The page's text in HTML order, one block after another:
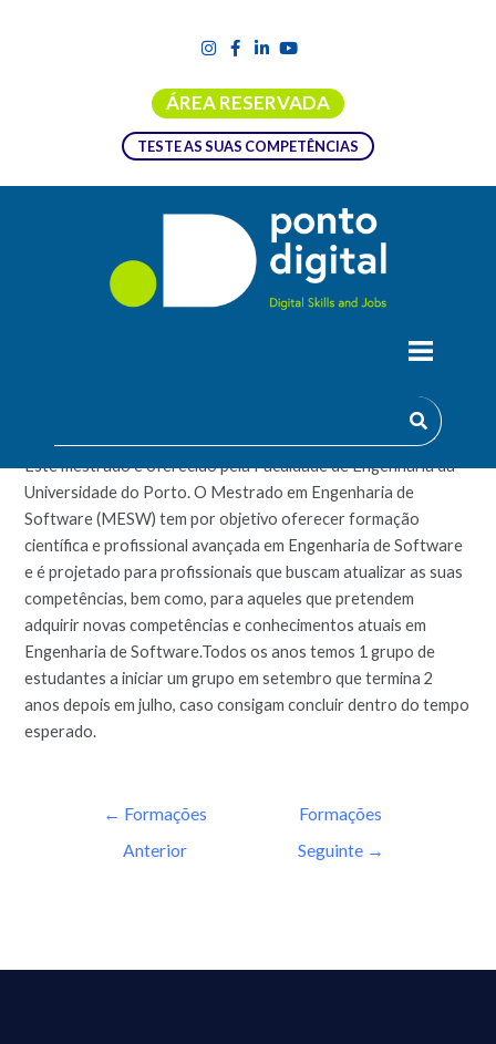
ÁREA RESERVADA
TESTE AS SUAS COMPETÊNCIAS
MESW – MESTRADO EM ENGENHARIA
Este mestrado é oferecido pela Faculdade de Engenharia da
Universidade do Porto. O Mestrado em Engenharia de
Software (MESW) tem por objetivo oferecer formação
científica e profissional avançada em Engenharia de Software
e é projetado para profissionais que buscam atualizar as suas
competências, bem como, para aqueles que pretendem
adquirir novas competências e conhecimentos atuais em
Engenharia de Software.Todos os anos temos 1 grupo de
estudantes a iniciar um grupo em setembro que termina 2
anos depois em julho, caso consigam concluir dentro do tempo
esperado.
← Formações
Anterior
Formações
Seguinte →